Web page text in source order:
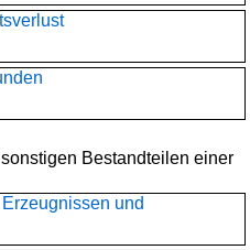
Bestandteilen einer
und